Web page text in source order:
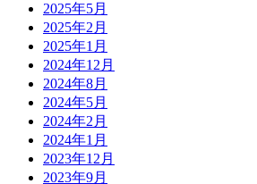
2025年5月
2025年2月
2025年1月
2024年12月
2024年8月
2024年5月
2024年2月
2024年1月
2023年12月
2023年9月